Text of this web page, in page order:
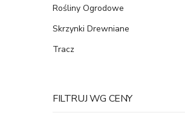
Rośliny Ogrodowe
Skrzynki Drewniane
Tracz
FILTRUJ WG CENY